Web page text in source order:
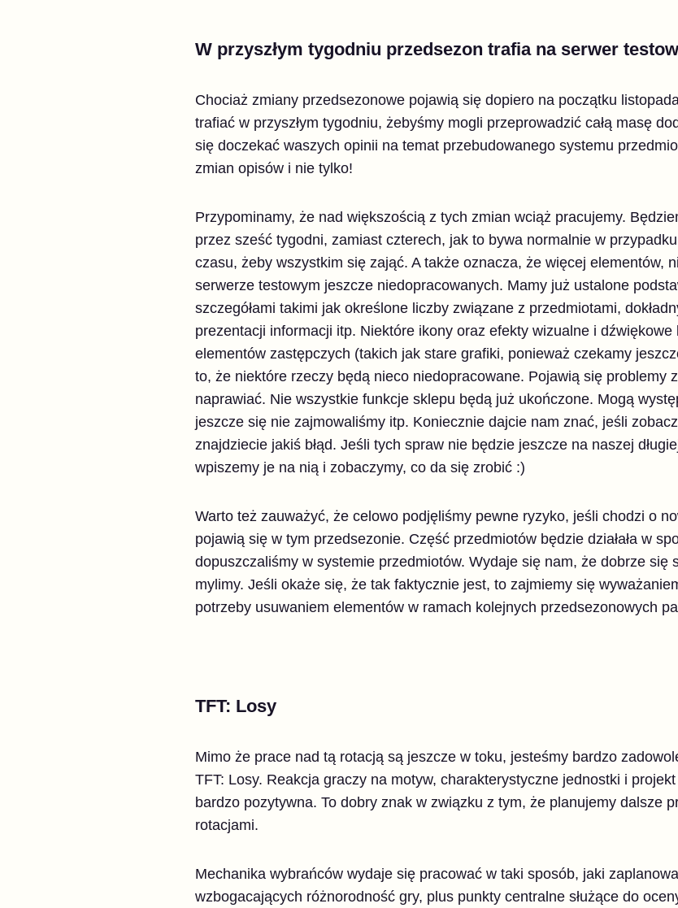
W przyszłym tygodniu przedsezon trafia na serwer
Chociaż zmiany przedsezonowe pojawią się dopiero na początku
trafiać w przyszłym tygodniu, żebyśmy mogli przeprowadzić całą masę
się doczekać waszych opinii na temat przebudowanego systemu
zmian opisów i nie tylko!
Przypominamy, że nad większością z tych zmian wciąż pracujemy.
przez sześć tygodni, zamiast czterech, jak to bywa normalnie w
czasu, żeby wszystkim się zająć. A także oznacza, że więcej elementów,
serwerze testowym jeszcze niedopracowanych. Mamy już ustalone
szczegółami takimi jak określone liczby związane z przedmiotami,
prezentacji informacji itp. Niektóre ikony oraz efekty wizualne i
elementów zastępczych (takich jak stare grafiki, ponieważ czekamy
to, że niektóre rzeczy będą nieco niedopracowane. Pojawią się problemy
naprawiać. Nie wszystkie funkcje sklepu będą już ukończone. Mogą
jeszcze się nie zajmowaliśmy itp. Koniecznie dajcie nam znać, jeśli
znajdziecie jakiś błąd. Jeśli tych spraw nie będzie jeszcze na naszej
wpiszemy je na nią i zobaczymy, co da się zrobić :)
Warto też zauważyć, że celowo podjęliśmy pewne ryzyko, jeśli chodzi o
pojawią się w tym przedsezonie. Część przedmiotów będzie działała w
dopuszczaliśmy w systemie przedmiotów. Wydaje się nam, że dobrze się
mylimy. Jeśli okaże się, że tak faktycznie jest, to zajmiemy się
potrzeby usuwaniem elementów w ramach kolejnych przedsezonowych
TFT: Losy
Mimo że prace nad tą rotacją są jeszcze w toku, jesteśmy bardzo
TFT: Losy. Reakcja graczy na motyw, charakterystyczne jednostki i
bardzo pozytywna. To dobry znak w związku z tym, że planujemy dalsze
rotacjami.
Mechanika wybrańców wydaje się pracować w taki sposób, jaki
wzbogacających różnorodność gry, plus punkty centralne służące do